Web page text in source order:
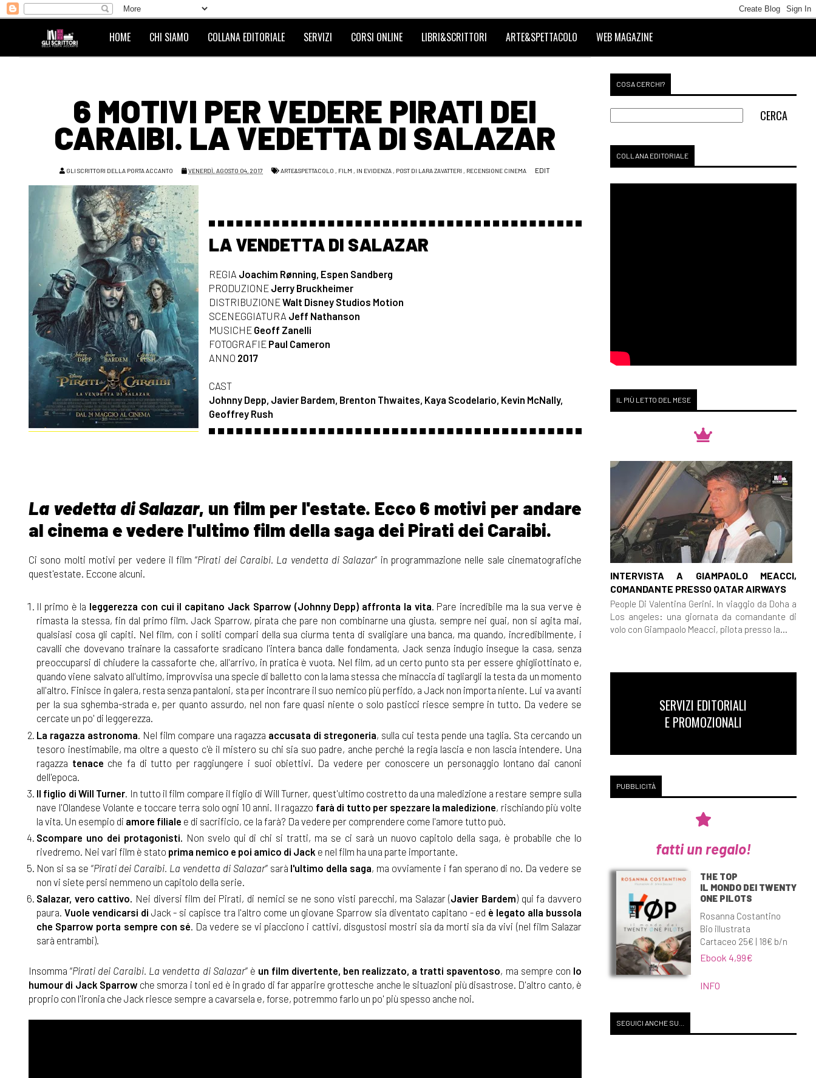
HOME CHI SIAMO COLLANA EDITORIALE SERVIZI CORSI ONLINE LIBRI&SCRITTORI ARTE&SPETTACOLO WEB MAGAZINE
6 MOTIVI PER VEDERE PIRATI DEI
CARAIBI. LA VEDETTA DI SALAZAR
GLI SCRITTORI DELLA PORTA ACCANTO VENERDÌ, AGOSTO 04, 2017 ARTE&SPETTACOLO , FILM , IN EVIDENZA , POST DI LARA ZAVATTERI , RECENSIONE CINEMA EDIT
LA VENDETTA DI SALAZAR
REGIA Joachim Rønning, Espen Sandberg
PRODUZIONE Jerry Bruckheimer
DISTRIBUZIONEWalt Disney Studios Motion
SCENEGGIATURA Jeff Nathanson
MUSICHE Geoff Zanelli
FOTOGRAFIE Paul Cameron
ANNO 2017
CAST
Johnny Depp, Javier Bardem, Brenton Thwaites, Kaya Scodelario, Kevin McNally,
Geoffrey Rush
La vedetta di Salazar, un film per l'estate. Ecco 6 motivi per andare
al cinema e vedere l'ultimo film della saga dei Pirati dei Caraibi.
Ci sono molti motivi per vedere il film “Pirati dei Caraibi. La vendetta di Salazar” in programmazione nelle sale cinematografiche
quest'estate. Eccone alcuni.
Il primo è la leggerezza con cui il capitano Jack Sparrow (Johnny Depp) affronta la vita. Pare incredibile ma la sua verve è
rimasta la stessa, fin dal primo film. Jack Sparrow, pirata che pare non combinarne una giusta, sempre nei guai, non si agita mai,
qualsiasi cosa gli capiti. Nel film, con i soliti compari della sua ciurma tenta di svaligiare una banca, ma quando, incredibilmente, i
cavalli che dovevano trainare la cassaforte sradicano l'intera banca dalle fondamenta, Jack senza indugio insegue la casa, senza
preoccuparsi di chiudere la cassaforte che, all'arrivo, in pratica è vuota. Nel film, ad un certo punto sta per essere ghigliottinato e,
quando viene salvato all'ultimo, improvvisa una specie di balletto con la lama stessa che minaccia di tagliargli la testa da un momento
all'altro. Finisce in galera, resta senza pantaloni, sta per incontrare il suo nemico più perfido, a Jack non importa niente. Lui va avanti
per la sua sghemba-strada e, per quanto assurdo, nel non fare quasi niente o solo pasticci riesce sempre in tutto. Da vedere se
cercate un po' di leggerezza.
La ragazza astronoma . Nel film compare una ragazza accusata di stregoneria, sulla cui testa pende una taglia. Sta cercando un
tesoro inestimabile, ma oltre a questo c'è il mistero su chi sia suo padre, anche perché la regia lascia e non lascia intendere. Una
ragazza tenace che fa di tutto per raggiungere i suoi obiettivi. Da vedere per conoscere un personaggio lontano dai canoni
dell'epoca.
Il figlio di Will Turner . In tutto il film compare il figlio di Will Turner, quest'ultimo costretto da una maledizione a restare sempre sulla
nave l'Olandese Volante e toccare terra solo ogni 10 anni. Il ragazzo farà di tutto per spezzare la maledizione, rischiando più volte
la vita. Un esempio di amore filiale e di sacrificio, ce la farà? Da vedere per comprendere come l'amore tutto può.
Scompare uno dei protagonisti.
Non svelo qui di chi si tratti, ma se ci sarà un nuovo capitolo della saga, è probabile che lo
rivedremo. Nei vari film è stato prima nemico e poi amico di Jack e nel film ha una parte importante.
Non si sa se “Pirati dei Caraibi. La vendetta di Salazar” sarà l'ultimo della saga, ma ovviamente i fan sperano di no. Da vedere se
non vi siete persi nemmeno un capitolo della serie.
Salazar, vero cattivo. Nei diversi film dei Pirati, di nemici se ne sono visti parecchi, ma Salazar (Javier Bardem) qui fa davvero
paura.Vuole vendicarsi di Jack - si capisce tra l'altro come un giovane Sparrow sia diventato capitano - ed è legato alla bussola
che Sparrow porta sempre con sé. Da vedere se vi piacciono i cattivi, disgustosi mostri sia da morti sia da vivi (nel film Salazar
sarà entrambi).
Insomma “Pirati dei Caraibi. La vendetta di Salazar” è un film divertente, ben realizzato, a tratti spaventoso, ma sempre con lo
humour di Jack Sparrow che smorza i toni ed è in grado di far apparire grottesche anche le situazioni più disastrose. D'altro canto, è
proprio con l'ironia che Jack riesce sempre a cavarsela e, forse, potremmo farlo un po' più spesso anche noi.
COSA CERCHI?
COLLANA EDITORIALE
IL PIÙ LETTO DEL MESE
INTERVISTA A GIAMPAOLO MEACCI,
COMANDANTE PRESSO QATAR AIRWAYS
People Di Valentina Gerini. In viaggio da Doha a
Los angeles: una giornata da comandante di
volo con Giampaolo Meacci, pilota presso la...
SERVIZI EDITORIALI
E PROMOZIONALI
PUBBLICITÀ
fatti un regalo!
THE TOP
IL MONDO DEI TWENTY
ONE PILOTS
Rosanna Costantino
Bio illustrata
Cartaceo 25€ | 18€ b/n
Ebook 4,99€
INFO
SEGUICI ANCHE SU...